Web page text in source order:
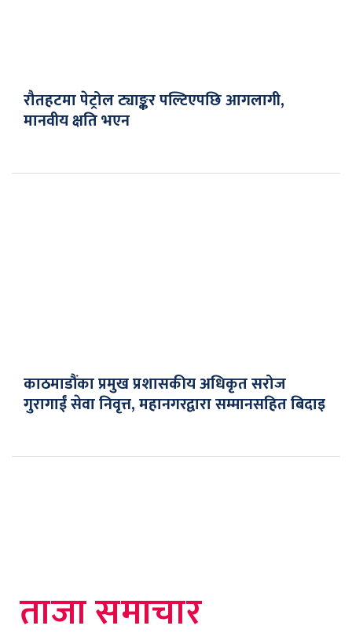
रौतहटमा पेट्रोल ट्याङ्कर पल्टिएपछि आगलागी,
मानवीय क्षति भएन
काठमाडौंका प्रमुख प्रशासकीय अधिकृत सरोज
गुरागाईं सेवा निवृत्त, महानगरद्वारा सम्मानसहित बिदाइ
ताजा समाचार